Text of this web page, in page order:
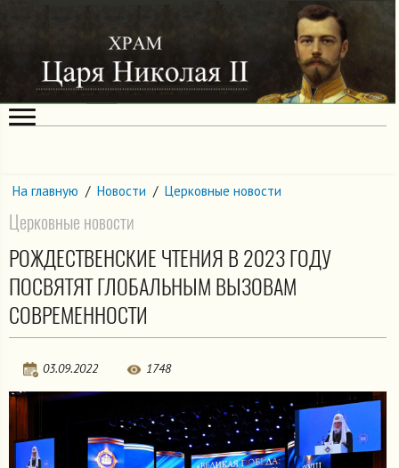
На главную / Новости / Церковные новости
Церковные новости
РОЖДЕСТВЕНСКИЕ ЧТЕНИЯ В 2023 ГОДУ
ПОСВЯТЯТ ГЛОБАЛЬНЫМ ВЫЗОВАМ
СОВРЕМЕННОСТИ
03.09.2022 1748